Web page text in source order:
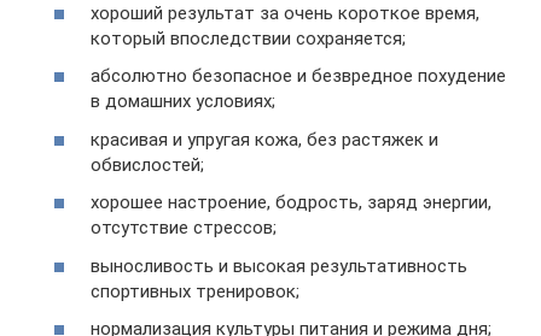
хороший результат за очень короткое время,
который впоследствии сохраняется;
абсолютно безопасное и безвредное похудение
в домашних условиях;
красивая и упругая кожа, без растяжек и
обвислостей;
хорошее настроение, бодрость, заряд энергии,
отсутствие стрессов;
выносливость и высокая результативность
спортивных тренировок;
нормализация культуры питания и режима дня;